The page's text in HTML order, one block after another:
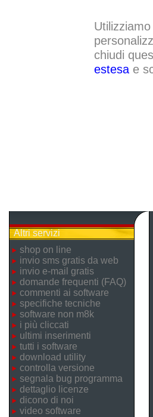
chiudi
estesae
Altri servizi
shop on line
invio sms gratis da web
invio e-mail gratis
domande frequenti (FAQ)
commenti ai software
specifiche tecniche
software non m8k
i più cliccati
ultimi inserimenti
tutti i software
download utility
controlla versione
segnala bug programma
dettaglio licenze
dicono di noi
video software